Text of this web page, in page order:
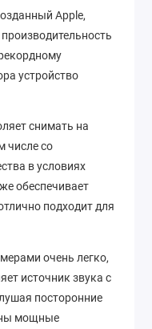
Apple,
устройство
снимать на
числе со
в условиях
обеспечивает
подходит для
очень легко,
источник звука с
посторонние
мощные